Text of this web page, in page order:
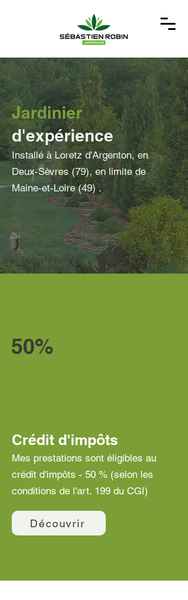
Jardinier
d'expérience
Installé à Loretz d'Argenton, en
Deux-Sèvres (79), en limite de
Maine-et-Loire (49) .
50%
Crédit d'impôts
Mes prestations sont éligibles au
crédit d'impôts - 50 % (selon les
conditions de l'art. 199 du CGI)
Découvrir